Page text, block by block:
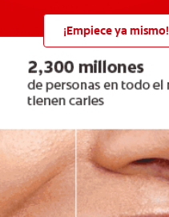
¡Empiece ya mismo!